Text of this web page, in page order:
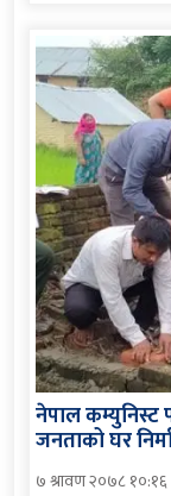
नेपाल कम्युनिस्ट
जनताको घर
७ श्रावण २०७८ १०:१६